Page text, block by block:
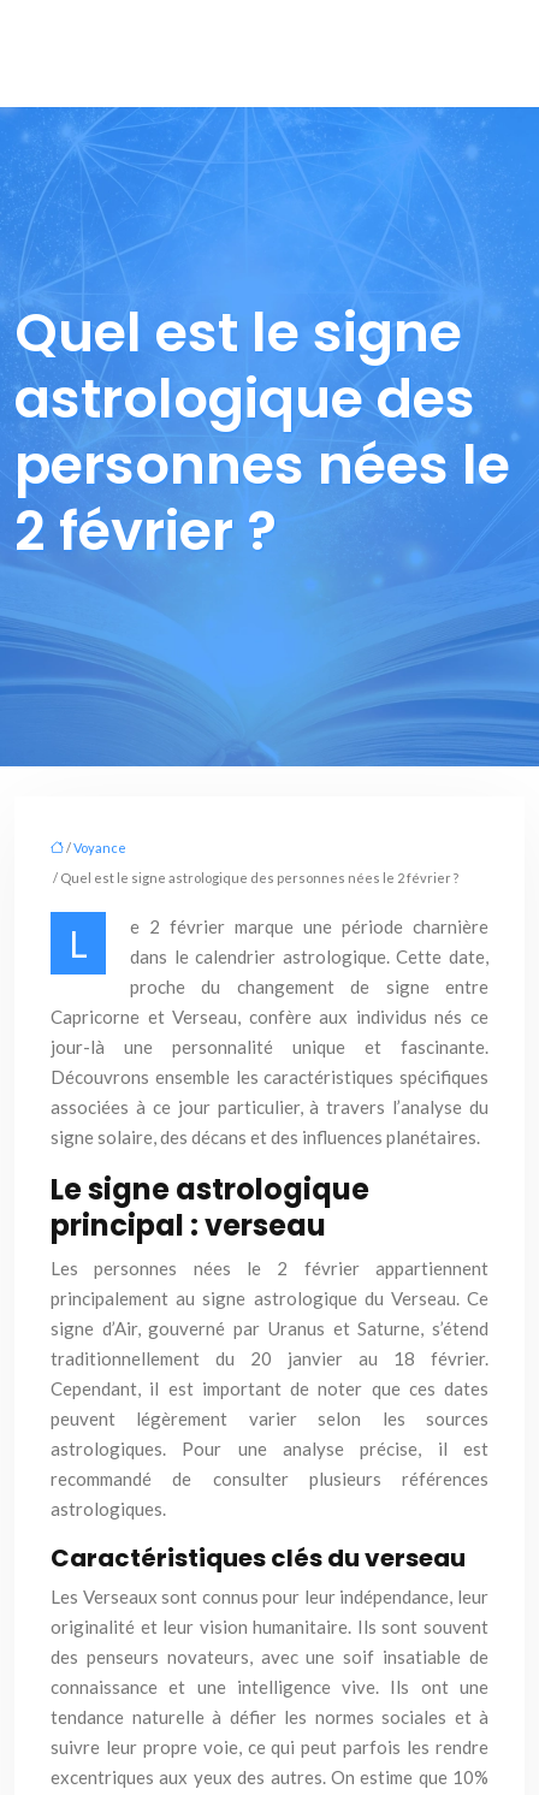
Quel est le signe
astrologique des
personnes nées le
2 février ?
/Voyance
/ Quel est le signe astrologique des personnes nées le 2 février ?
L
e 2 février marque une période charnière
dans le calendrier astrologique. Cette date,
proche du changement de signe entre
Capricorne et Verseau, confère aux individus nés ce
jour-là une personnalité unique et fascinante.
Découvrons ensemble les caractéristiques spécifiques
associées à ce jour particulier, à travers l’analyse du
signe solaire, des décans et des influences planétaires.
Le signe astrologique
principal : verseau
Les personnes nées le 2 février appartiennent
principalement au signe astrologique du Verseau. Ce
signe d’Air, gouverné par Uranus et Saturne, s’étend
traditionnellement du 20 janvier au 18 février.
Cependant, il est important de noter que ces dates
peuvent légèrement varier selon les sources
astrologiques. Pour une analyse précise, il est
recommandé de consulter plusieurs références
astrologiques.
Caractéristiques clés du verseau
Les Verseaux sont connus pour leur indépendance, leur
originalité et leur vision humanitaire. Ils sont souvent
des penseurs novateurs, avec une soif insatiable de
connaissance et une intelligence vive. Ils ont une
tendance naturelle à défier les normes sociales et à
suivre leur propre voie, ce qui peut parfois les rendre
excentriques aux yeux des autres. On estime que 10%